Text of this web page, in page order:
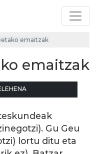
emaitzak
emaitzak
Gu Geu
lortu ditu eta